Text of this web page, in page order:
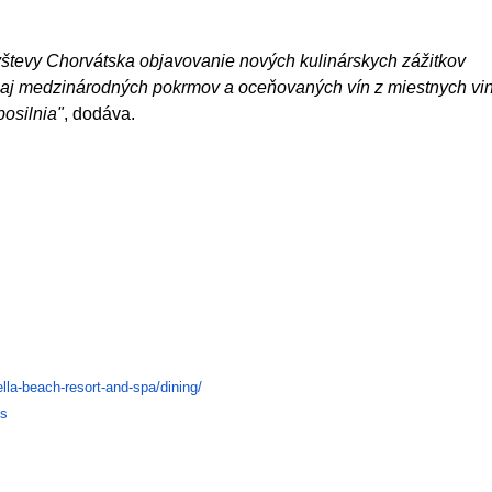
Chorvátska objavovanie nových kulinárskych zážitkov
medzinárodných pokrmov a oceňovaných vín z miestnych
, dodáva.
beach-resort-and-spa/dining/